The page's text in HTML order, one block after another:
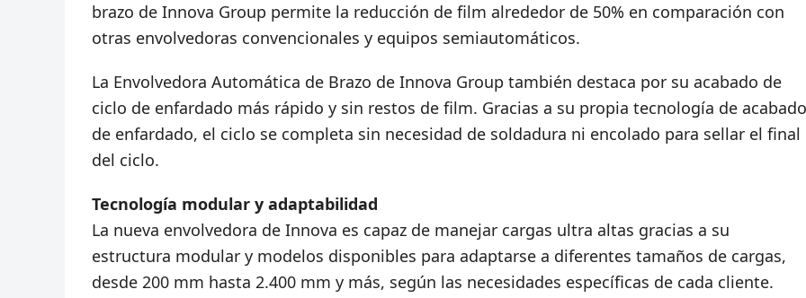
brazo de Innova Group permite la reducción de film alrededor de 50% en comparación con
otras envolvedoras convencionales y equipos semiautomáticos.
La Envolvedora Automática de Brazo de Innova Group también destaca por su acabado de
ciclo de enfardado más rápido y sin restos de film. Gracias a su propia tecnología de acabado
de enfardado, el ciclo se completa sin necesidad de soldadura ni encolado para sellar el final
del ciclo.
Tecnología modular y adaptabilidad
La nueva envolvedora de Innova es capaz de manejar cargas ultra altas gracias a su
estructura modular y modelos disponibles para adaptarse a diferentes tamaños de cargas,
desde 200 mm hasta 2.400 mm y más, según las necesidades específicas de cada cliente.